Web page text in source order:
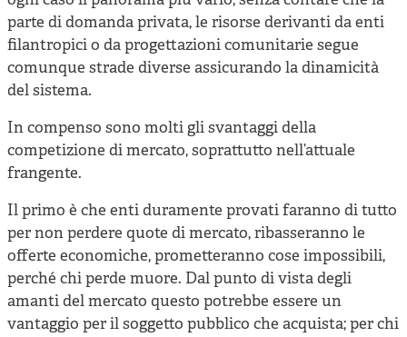
parte di domanda privata, le risorse derivanti da enti
filantropici o da progettazioni comunitarie segue
comunque strade diverse assicurando la dinamicità
del sistema.
In compenso sono molti gli svantaggi della
competizione di mercato, soprattutto nell’attuale
frangente.
Il primo è che enti duramente provati faranno di tutto
per non perdere quote di mercato, ribasseranno le
offerte economiche, prometteranno cose impossibili,
perché chi perde muore. Dal punto di vista degli
amanti del mercato questo potrebbe essere un
vantaggio per il soggetto pubblico che acquista; per chi